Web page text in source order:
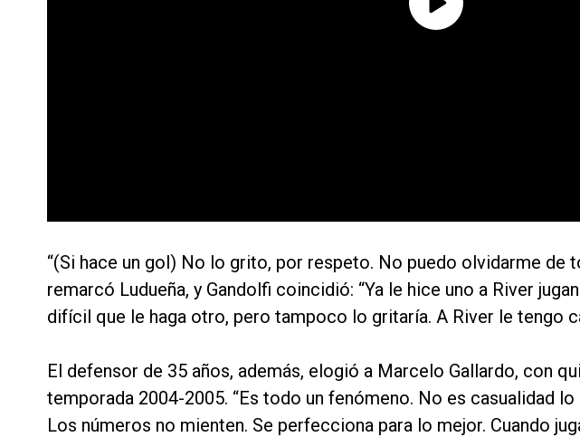
“(Si hace un gol) No lo grito, por respeto. No puedo olvidarme de
remarcó Ludueña, y Gandolfi coincidió: “Ya le hice uno a River
difícil que le haga otro, pero tampoco lo gritaría. A River le tengo
El defensor de 35 años, además, elogió a Marcelo Gallardo, con
temporada 2004-2005. “Es todo un fenómeno. No es casualidad
Los números no mienten. Se perfecciona para lo mejor. Cuando